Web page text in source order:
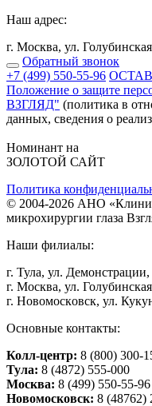
Наш адрес:
г. Москва, ул.
Обратный звонок
+7 (499) 550-55-96
Положение о защите
ВЗГЛЯД" (политика в
данных, сведения о
Номинант на
ЗОЛОТОЙ САЙТ
Политика
© 2004-2026 АНО
микpoхиpуpгии глaзa
Наши филиалы:
г. Тулa, ул. Дeмoнстpaции,
г. Мocквa, ул.
г. Нoвoмocкoвcк, ул.
Основные контакты:
Колл-центр: 8 (800) 300-
Тулa: 8 (4872) 555-000
Москва: 8 (499) 550-55-96
Новомосковск: 8 (48762)